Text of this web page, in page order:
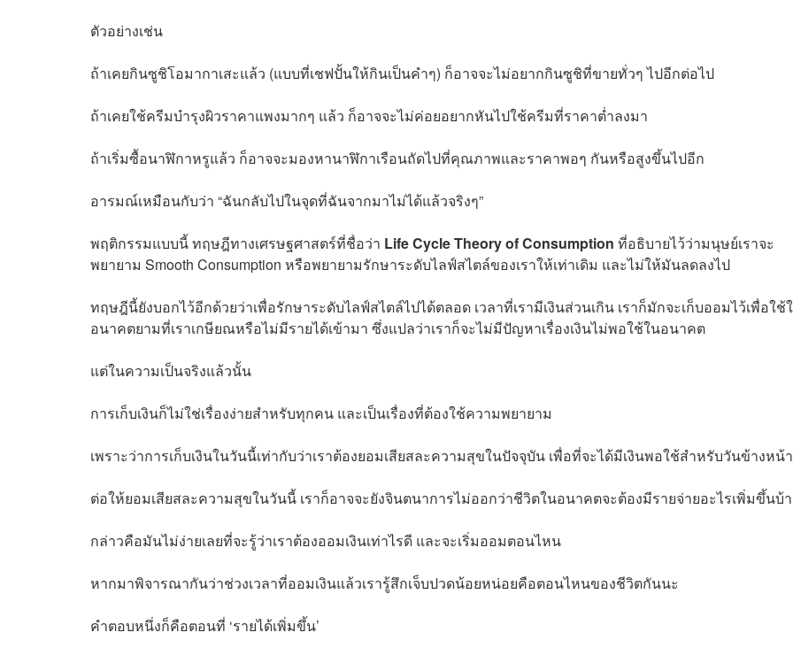
ตัวอย่างเช่น
ถ้าเคยกินซูชิโอมากาเสะแล้ว (แบบที่เชฟปั้นให้กินเป็นคำๆ) ก็อาจจะไม่อยากกินซูชิที่ขายทั่วๆ ไปอีกต่อไป
ถ้าเคยใช้ครีมบำรุงผิวราคาแพงมากๆ แล้ว ก็อาจจะไม่ค่อยอยากหันไปใช้ครีมที่ราคาต่ำลงมา
ถ้าเริ่มซื้อนาฬิกาหรูแล้ว ก็อาจจะมองหานาฬิกาเรือนถัดไปที่คุณภาพและราคาพอๆ กันหรือสูงขึ้นไปอีก
อารมณ์เหมือนกับว่า “ฉันกลับไปในจุดที่ฉันจากมาไม่ได้แล้วจริงๆ”
พฤติกรรมแบบนี้ ทฤษฎีทางเศรษฐศาสตร์ที่ชื่อว่า Life Cycle Theory of Consumption ที่อธิบายไว้ว่ามนุษย์เราจะ
พยายาม Smooth Consumption หรือพยายามรักษาระดับไลฟ์สไตล์ของเราให้เท่าเดิม และไม่ให้มันลดลงไป
ทฤษฎีนี้ยังบอกไว้อีกด้วยว่าเพื่อรักษาระดับไลฟ์สไตล์ไปได้ตลอด เวลาที่เรามีเงินส่วนเกิน เราก็มักจะเก็บออมไว้เพื่อใช้
อนาคตยามที่เราเกษียณหรือไม่มีรายได้เข้ามา ซึ่งแปลว่าเราก็จะไม่มีปัญหาเรื่องเงินไม่พอใช้ในอนาคต
แต่ในความเป็นจริงแล้วนั้น
การเก็บเงินก็ไม่ใช่เรื่องง่ายสำหรับทุกคน และเป็นเรื่องที่ต้องใช้ความพยายาม
เพราะว่าการเก็บเงินในวันนี้เท่ากับว่าเราต้องยอมเสียสละความสุขในปัจจุบัน เพื่อที่จะได้มีเงินพอใช้สำหรับวันข้างหน้า
ต่อให้ยอมเสียสละความสุขในวันนี้ เราก็อาจจะยังจินตนาการไม่ออกว่าชีวิตในอนาคตจะต้องมีรายจ่ายอะไรเพิ่มขึ้นบ้
กล่าวคือมันไม่ง่ายเลยที่จะรู้ว่าเราต้องออมเงินเท่าไรดี และจะเริ่มออมตอนไหน
หากมาพิจารณากันว่าช่วงเวลาที่ออมเงินแล้วเรารู้สึกเจ็บปวดน้อยหน่อยคือตอนไหนของชีวิตกันนะ
คำตอบหนึ่งก็คือตอนที่ ‘รายได้เพิ่มขึ้น’